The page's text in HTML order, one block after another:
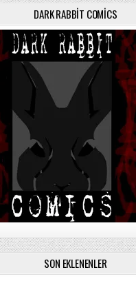
DARK RABBIT COMICS
SON EKLENENLER